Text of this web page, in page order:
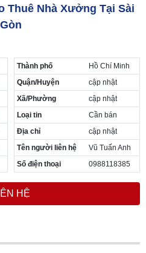
Thuê Nhà Xưởng Tại Sài
Gòn
Thành phố
Hồ Chí Minh
Quận/Huyện
cập nhật
Xã/Phường
cập nhật
Loại tin
Cần bán
Địa chỉ
cập nhật
Tên người liên hệ
Vũ Tuấn Anh
Số điện thoại
0988118385
HỆ